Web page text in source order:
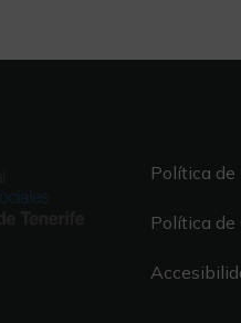
Política de
Política de